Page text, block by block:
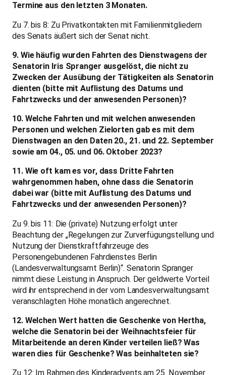
Termine aus den letzten 3 Monaten.
Zu 7. bis 8: Zu Privatkontakten mit Familienmitgliedern
des Senats äußert sich der Senat nicht.
9. Wie häufig wurden Fahrten des Dienstwagens der
Senatorin Iris Spranger ausgelöst, die nicht zu
Zwecken der Ausübung der Tätigkeiten als Senatorin
dienten (bitte mit Auflistung des Datums und
Fahrtzwecks und der anwesenden Personen)?
10. Welche Fahrten und mit welchen anwesenden
Personen und welchen Zielorten gab es mit dem
Dienstwagen an den Daten 20., 21. und 22. September
sowie am 04., 05. und 06. Oktober 2023?
11. Wie oft kam es vor, dass Dritte Fahrten
wahrgenommen haben, ohne dass die Senatorin
dabei war (bitte mit Auflistung des Datums und
Fahrtzwecks und der anwesenden Personen)?
Zu 9. bis 11: Die (private) Nutzung erfolgt unter
Beachtung der „Regelungen zur Zurverfügungstellung und
Nutzung der Dienstkraftfahrzeuge des
Personengebundenen Fahrdienstes Berlin
(Landesverwaltungsamt Berlin)“. Senatorin Spranger
nimmt diese Leistung in Anspruch. Der geldwerte Vorteil
wird ihr entsprechend in der vom Landesverwaltungsamt
veranschlagten Höhe monatlich angerechnet.
12. Welchen Wert hatten die Geschenke von Hertha,
welche die Senatorin bei der Weihnachtsfeier für
Mitarbeitende an deren Kinder verteilen ließ? Was
waren dies für Geschenke? Was beinhalteten sie?
Zu 12: Im Rahmen des Kinderadvents am 25. November